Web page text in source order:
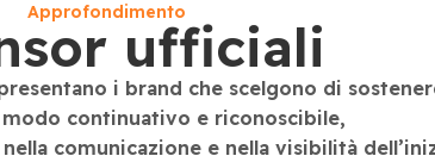
Approfondimento
ufficiali
i brand che scelgono di
continuativo e riconoscibile,
comunicazione e nella visibilità